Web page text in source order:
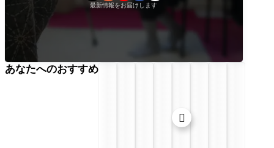
最新情報をお届けします
あなたへのおすすめ
